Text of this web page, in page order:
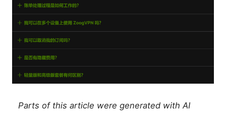
Parts of this article were generated with AI